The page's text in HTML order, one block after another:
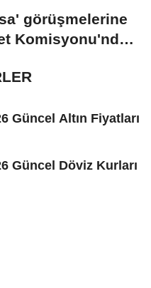
görüşmelerine
Komisyonu'nda
Güncel Altın Fiyatları
Güncel Döviz Kurları